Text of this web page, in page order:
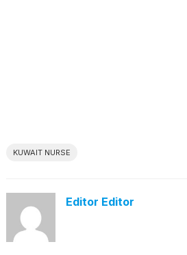
KUWAIT NURSE
Editor Editor